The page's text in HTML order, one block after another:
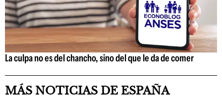
La culpa no es del chancho, sino del que le da de comer
MÁS NOTICIAS DE ESPAÑA